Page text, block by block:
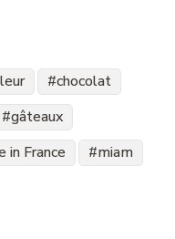
chocolat
gâteaux
in France
miam